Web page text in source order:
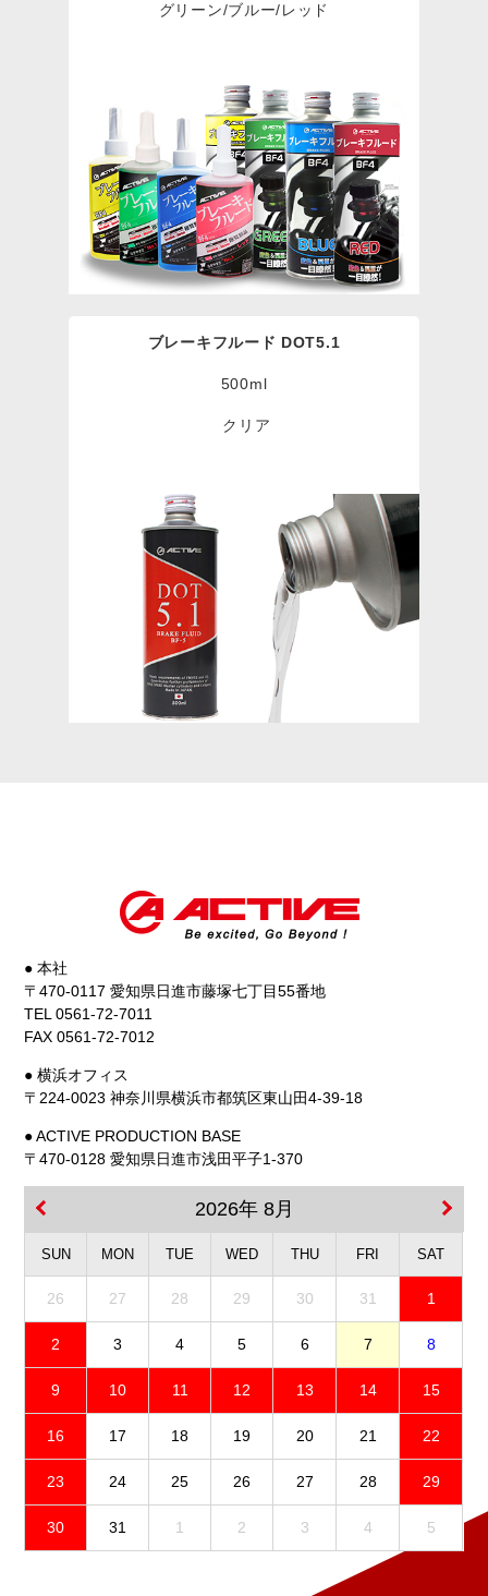
グリーン/ブルー/レッド
ブレーキフルード DOT5.1
500ml
クリア
● 本社
〒470-0117 愛知県日進市藤塚七丁目55番地
TEL 0561-72-7011
FAX 0561-72-7012
● 横浜オフィス
〒224-0023 神奈川県横浜市都筑区東山田4-39-18
● ACTIVE PRODUCTION BASE
〒470-0128 愛知県日進市浅田平子1-370
2026年 8月
SUN MON TUE WED THU FRI SAT
26 27 28 29 30 31 1
2 3 4 5 6 7 8
9 10 11 12 13 14 15
16 17 18 19 20 21 22
23 24 25 26 27 28 29
30 31 1 2 3 4 5